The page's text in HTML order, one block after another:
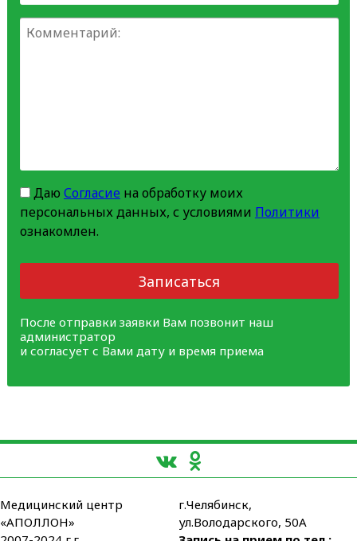
Даю Согласиена обработку моих
персональных данных, с условиями Политики
ознакомлен.
Записаться
После отправки заявки Вам позвонит наш
администратор
и согласует с Вами дату и время приема
Медицинский центр
«АПОЛЛОН»
г.Челябинск,
ул.Володарского, 50А